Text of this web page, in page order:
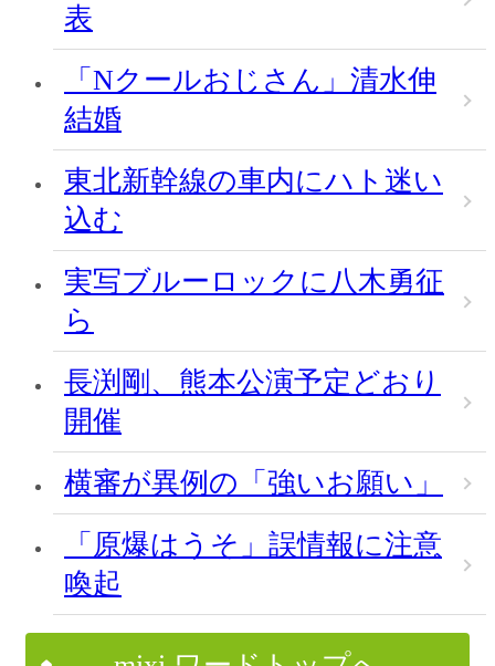
表
「Nクールおじさん」清水伸
結婚
東北新幹線の車内にハト迷い
込む
実写ブルーロックに八木勇征
ら
長渕剛、熊本公演予定どおり
開催
横審が異例の「強いお願い」
「原爆はうそ」誤情報に注意
喚起